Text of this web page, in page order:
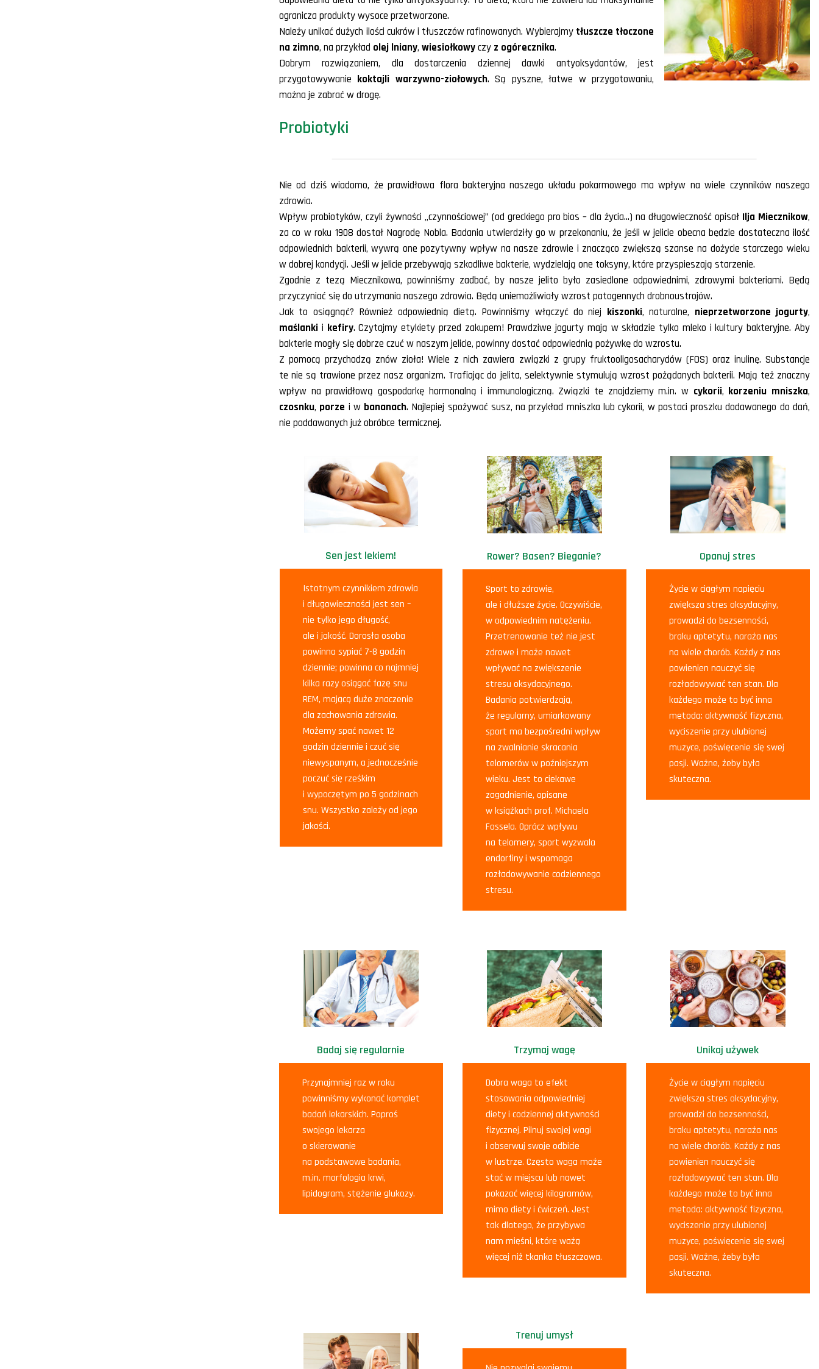
ogranicza produkty wysoce przetworzone.
Należy unikać dużych ilości cukrów i tłuszczów rafinowanych. Wybierajmy tłuszcze tłoczone
na zimno, na przykład olej lniany, wiesiołkowyczy z ogórecznika.
Dobrym rozwiązaniem, dla dostarczenia dziennej dawki antyoksydantów, jest
przygotowywanie koktajli warzywno-ziołowych. Są pyszne, łatwe w przygotowaniu,
można je zabrać w drogę.
Probiotyki
Nie od dziś wiadomo, że prawidłowa flora bakteryjna naszego układu pokarmowego ma wpływ na wiele czynników naszego
zdrowia.
Wpływ probiotyków, czyli żywności „czynnościowej” (od greckiego pro bios – dla życia…) na długowieczność opisał Ilja Miecznikow,
za co w roku 1908 dostał Nagrodę Nobla. Badania utwierdziły go w przekonaniu, że jeśli w jelicie obecna będzie dostateczna ilość
odpowiednich bakterii, wywrą one pozytywny wpływ na nasze zdrowie i znacząco zwiększą szanse na dożycie starczego wieku
w dobrej kondycji. Jeśli w jelicie przebywają szkodliwe bakterie, wydzielają one toksyny, które przyspieszają starzenie.
Zgodnie z tezą Miecznikowa, powinniśmy zadbać, by nasze jelito było zasiedlone odpowiednimi, zdrowymi bakteriami. Będą
przyczyniać się do utrzymania naszego zdrowia. Będą uniemożliwiały wzrost patogennych drobnoustrojów.
Jak to osiągnąć? Również odpowiednią dietą. Powinniśmy włączyć do niej kiszonki, naturalne, nieprzetworzone jogurty,
maślanki i kefiry. Czytajmy etykiety przed zakupem! Prawdziwe jogurty mają w składzie tylko mleko i kultury bakteryjne. Aby
bakterie mogły się dobrze czuć w naszym jelicie, powinny dostać odpowiednią pożywkę do wzrostu.
Z pomocą przychodzą znów zioła! Wiele z nich zawiera związki z grupy fruktooligosacharydów (FOS) oraz inulinę. Substancje
te nie są trawione przez nasz organizm. Trafiając do jelita, selektywnie stymulują wzrost pożądanych bakterii. Mają też znaczny
wpływ na prawidłową gospodarkę hormonalną i immunologiczną. Związki te znajdziemy m.in. w cykorii, korzeniu mniszka,
czosnku, porze i w bananach. Najlepiej spożywać susz, na przykład mniszka lub cykorii, w postaci proszku dodawanego do dań,
nie poddawanych już obróbce termicznej.
Sen jest lekiem!
Istotnym czynnikiem zdrowia
i długowieczności jest sen –
nie tylko jego długość,
ale i jakość. Dorosła osoba
powinna sypiać 7-8 godzin
dziennie; powinna co najmniej
kilka razy osiągać fazę snu
REM, mającą duże znaczenie
dla zachowania zdrowia.
Możemy spać nawet 12
godzin dziennie i czuć się
niewyspanym, a jednocześnie
poczuć się rześkim
i wypoczętym po 5 godzinach
snu. Wszystko zależy od jego
jakości.
Rower? Basen? Bieganie?
Sport to zdrowie,
ale i dłuższe życie. Oczywiście,
w odpowiednim natężeniu.
Przetrenowanie też nie jest
zdrowe i może nawet
wpływać na zwiększenie
stresu oksydacyjnego.
Badania potwierdzają,
że regularny, umiarkowany
sport ma bezpośredni wpływ
na zwalnianie skracania
telomerów w poźniejszym
wieku. Jest to ciekawe
zagadnienie, opisane
w książkach prof. Michaela
Fossela. Oprócz wpływu
na telomery, sport wyzwala
endorfiny i wspomaga
rozładowywanie codziennego
stresu.
Opanuj stres
Życie w ciągłym napięciu
zwiększa stres oksydacyjny,
prowadzi do bezsenności,
braku aptetytu, naraża nas
na wiele chorób. Każdy z nas
powienien nauczyć się
rozładowywać ten stan. Dla
każdego może to być inna
metoda: aktywność fizyczna,
wyciszenie przy ulubionej
muzyce, poświęcenie się swej
pasji. Ważne, żeby była
skuteczna.
Badaj się regularnie
Przynajmniej raz w roku
powinniśmy wykonać komplet
badań lekarskich. Poproś
swojego lekarza
o skierowanie
na podstawowe badania,
m.in. morfologia krwi,
lipidogram, stężenie glukozy.
Trzymaj wagę
Dobra waga to efekt
stosowania odpowiedniej
diety i codziennej aktywności
fizycznej. Pilnuj swojej wagi
i obserwuj swoje odbicie
w lustrze. Często waga może
stać w miejscu lub nawet
pokazać więcej kilogramów,
mimo diety i ćwiczeń. Jest
tak dlatego, że przybywa
nam mięśni, które ważą
więcej niż tkanka tłuszczowa.
Unikaj używek
Życie w ciągłym napięciu
zwiększa stres oksydacyjny,
prowadzi do bezsenności,
braku aptetytu, naraża nas
na wiele chorób. Każdy z nas
powienien nauczyć się
rozładowywać ten stan. Dla
każdego może to być inna
metoda: aktywność fizyczna,
wyciszenie przy ulubionej
muzyce, poświęcenie się swej
pasji. Ważne, żeby była
skuteczna.
Trenuj umysł